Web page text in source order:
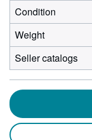
Condition
Weight
Seller catalogs